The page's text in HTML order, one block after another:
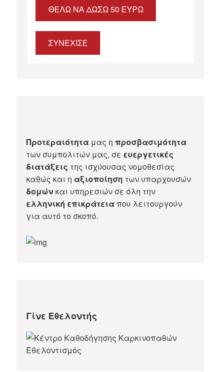
ΘΈΛΩ ΝΑ ΔΏΣΩ 50 ΕΥΡΏ
ΣΥΝΕΧΙΣΕ
Προτεραιότητα μας ηπροσβασιμότητα
των συμπολιτών μας, σε ευεργετικές
διατάξεις της ισχύουσας νομοθεσίας
καθώς και η αξιοποίηση των υπαρχουσών
δομών και υπηρεσιών σε όλη την
ελληνική επικράτειαπου λειτουργούν
για αυτό το σκοπό.​
Γίνε Εθελοντής